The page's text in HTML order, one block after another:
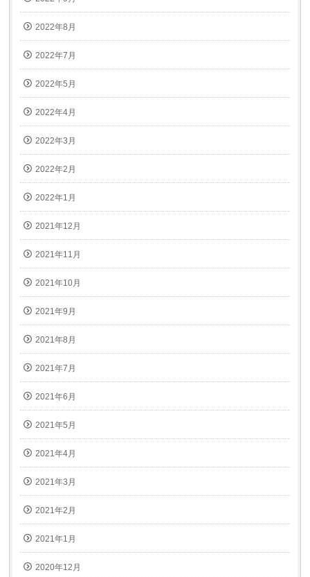
2022年8月
2022年7月
2022年5月
2022年4月
2022年3月
2022年2月
2022年1月
2021年12月
2021年11月
2021年10月
2021年9月
2021年8月
2021年7月
2021年6月
2021年5月
2021年4月
2021年3月
2021年2月
2021年1月
2020年12月